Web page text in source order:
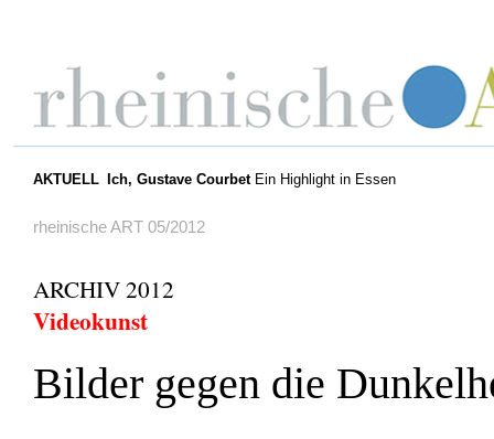
AKTUELL Ich, Gustave CourbetEin Highlight in Essen
rheinische ART 05/2012
ARCHIV 2012
Videokunst
Bilder gegen die